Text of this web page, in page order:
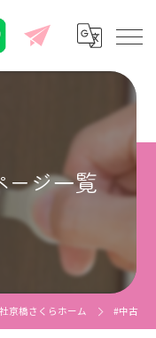
ージ一覧
京橋さくらホーム #中古